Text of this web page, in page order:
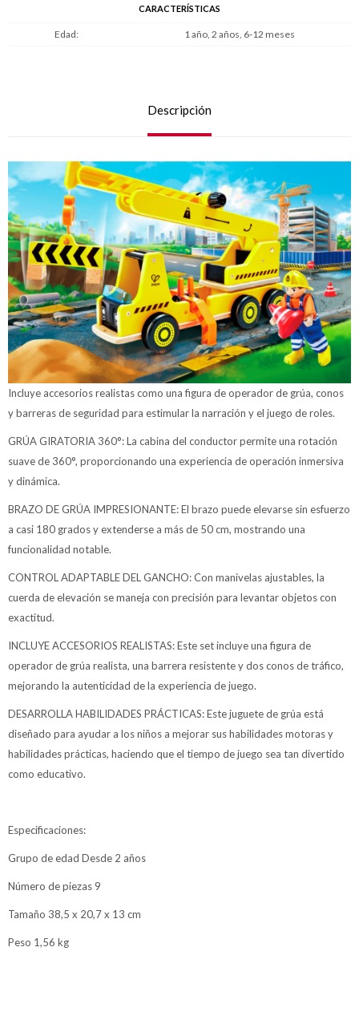
CARACTERÍSTICAS
Edad 1 año, 2 años, 6-12 meses
Descripción
Incluye accesorios realistas como una figura de operador de grúa, conos
y barreras de seguridad para estimular la narración y el juego de roles.
GRÚA GIRATORIA 360°: La cabina del conductor permite una rotación
suave de 360°, proporcionando una experiencia de operación inmersiva
y dinámica.
BRAZO DE GRÚA IMPRESIONANTE: El brazo puede elevarse sin esfuerzo
a casi 180 grados y extenderse a más de 50 cm, mostrando una
funcionalidad notable.
CONTROL ADAPTABLE DEL GANCHO: Con manivelas ajustables, la
cuerda de elevación se maneja con precisión para levantar objetos con
exactitud.
INCLUYE ACCESORIOS REALISTAS: Este set incluye una figura de
operador de grúa realista, una barrera resistente y dos conos de tráfico,
mejorando la autenticidad de la experiencia de juego.
DESARROLLA HABILIDADES PRÁCTICAS: Este juguete de grúa está
diseñado para ayudar a los niños a mejorar sus habilidades motoras y
habilidades prácticas, haciendo que el tiempo de juego sea tan divertido
como educativo.
Especificaciones:
Grupo de edad Desde 2 años
Número de piezas 9
Tamaño 38,5 x 20,7 x 13 cm
Peso 1,56 kg